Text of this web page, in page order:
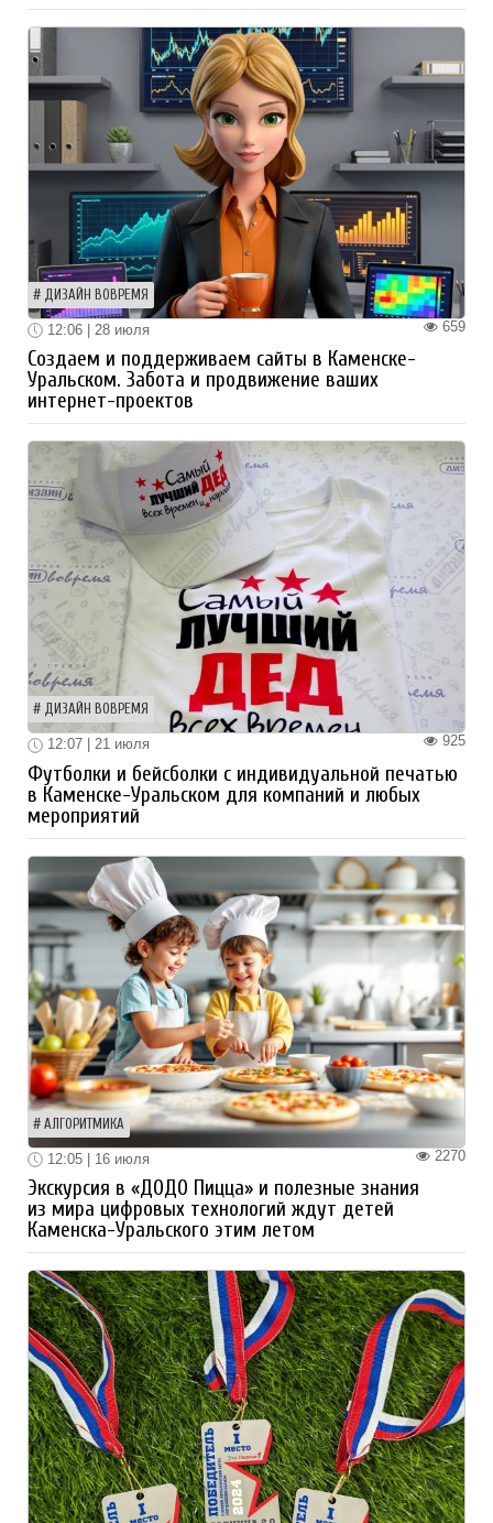
ДИЗАЙН ВОВРЕМЯ
659
12:06 | 28 июля
Создаем и поддерживаем сайты в Каменске-
Уральском. Забота и продвижение ваших
интернет-проектов
ДИЗАЙН ВОВРЕМЯ
925
12:07 | 21 июля
Футболки и бейсболки с индивидуальной печатью
в Каменске-Уральском для компаний и любых
мероприятий
АЛГОРИТМИКА
2270
12:05 | 16 июля
Экскурсия в «ДОДО Пицца» и полезные знания
из мира цифровых технологий ждут детей
Каменска-Уральского этим летом